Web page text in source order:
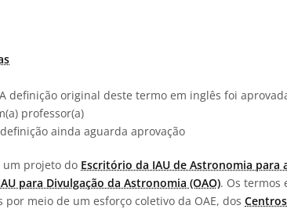
A definição original deste termo em inglês foi
professor(a)
ainda aguarda aprovação
um projeto do Escritório da IAU de Astronomia para
para Divulgação da Astronomia (OAO). Os termos
meio de um esforço coletivo da OAE, dos